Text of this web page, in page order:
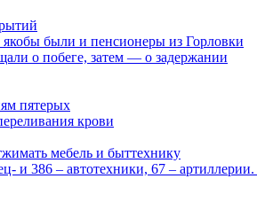
были и пенсионеры из Горловки
о побеге, затем — о задержании
пятерых
крови
мебель и быттехнику
и 386 – автотехники, 67 –